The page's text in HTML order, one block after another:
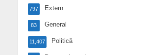
Extern
797
General
83
Politică
11,407